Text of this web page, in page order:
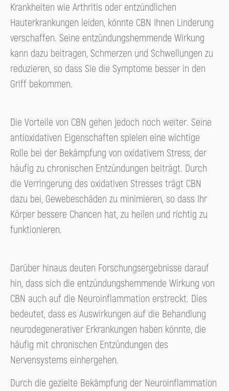
Krankheiten wie Arthritis oder entzündlichen
Hauterkrankungen leiden, könnte CBN Ihnen Linderung
verschaffen. Seine entzündungshemmende Wirkung
kann dazu beitragen, Schmerzen und Schwellungen zu
reduzieren, so dass Sie die Symptome besser in den
Griff bekommen.
Die Vorteile von CBN gehen jedoch noch weiter. Seine
antioxidativen Eigenschaften spielen eine wichtige
Rolle bei der Bekämpfung von oxidativem Stress, der
häufig zu chronischen Entzündungen beiträgt. Durch
die Verringerung des oxidativen Stresses trägt CBN
dazu bei, Gewebeschäden zu minimieren, so dass Ihr
Körper bessere Chancen hat, zu heilen und richtig zu
funktionieren.
Darüber hinaus deuten Forschungsergebnisse darauf
hin, dass sich die entzündungshemmende Wirkung von
CBN auch auf die Neuroinflammation erstreckt. Dies
bedeutet, dass es Auswirkungen auf die Behandlung
neurodegenerativer Erkrankungen haben könnte, die
häufig mit chronischen Entzündungen des
Nervensystems einhergehen.
Durch die gezielte Bekämpfung der Neuroinflammation